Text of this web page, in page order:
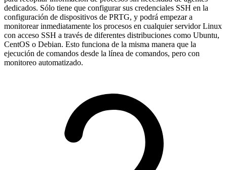
dedicados. Sólo tiene que configurar sus credenciales SSH en la
configuración de dispositivos de PRTG, y podrá empezar a
monitorear inmediatamente los procesos en cualquier servidor Linux
con acceso SSH a través de diferentes distribuciones como Ubuntu,
CentOS o Debian. Esto funciona de la misma manera que la
ejecución de comandos desde la línea de comandos, pero con
monitoreo automatizado.